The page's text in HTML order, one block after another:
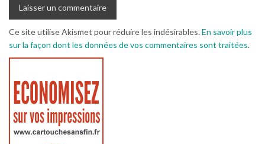
Ce site utilise Akismet pour réduire les indésirables.En savoir plus
sur la façon dont les données de vos commentaires sont traitées.